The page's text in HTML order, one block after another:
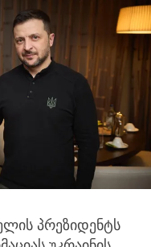
პრეზიდენტს